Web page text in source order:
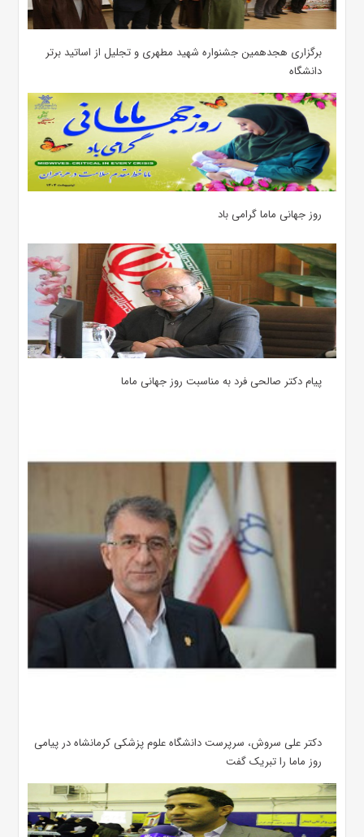
برگزاری هجدهمین جشنواره شهید مطهری و تجلیل از اساتید برتر
دانشگاه
روز جهانی ماما گرامی باد
پیام دکتر صالحی فرد به مناسبت روز جهانی ماما
دکتر علی سروش، سرپرست دانشگاه علوم پزشکی کرمانشاه در پیامی
روز ماما را تبریک گفت